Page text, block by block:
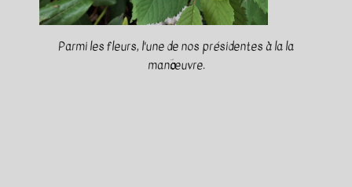
Parmi les fleurs, l'une de nos présidentes à la la
manؔœuvre.